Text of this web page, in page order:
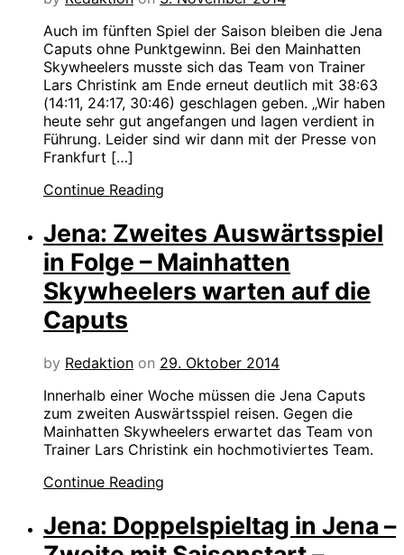
Auch im fünften Spiel der Saison bleiben die Jena
Caputs ohne Punktgewinn. Bei den Mainhatten
Skywheelers musste sich das Team von Trainer
Lars Christink am Ende erneut deutlich mit 38:63
(14:11, 24:17, 30:46) geschlagen geben. „Wir haben
heute sehr gut angefangen und lagen verdient in
Führung. Leider sind wir dann mit der Presse von
Frankfurt […]
Continue Reading
Jena: Zweites Auswärtsspiel
in Folge – Mainhatten
Skywheelers warten auf die
Caputs
by Redaktion on 29. Oktober 2014
Innerhalb einer Woche müssen die Jena Caputs
zum zweiten Auswärtsspiel reisen. Gegen die
Mainhatten Skywheelers erwartet das Team von
Trainer Lars Christink ein hochmotiviertes Team.
Continue Reading
Jena: Doppelspieltag in Jena –